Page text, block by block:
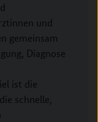
und
gemeinsam
Diagnose
ist die
schnelle,